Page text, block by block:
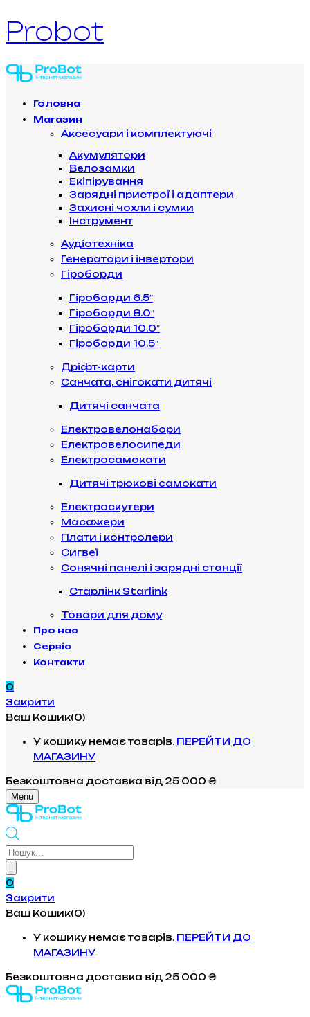
Probot
Головна
Магазин
Аксесуари і комплектуючі
Акумулятори
Велозамки
Екіпірування
Зарядні пристрої і адаптери
Захисні чохли і сумки
Інструмент
Аудіотехніка
Генератори і інвертори
Гіроборди
Гіроборди 6.5″
Гіроборди 8.0″
Гіроборди 10.0″
Гіроборди 10.5″
Дріфт-карти
Санчата, снігокати дитячі
Дитячі санчата
Електровелонабори
Електровелосипеди
Електросамокати
Дитячі трюкові самокати
Електроскутери
Масажери
Плати і контролери
Сигвеї
Сонячні панелі і зарядні станції
Старлінк Starlink
Товари для дому
Про нас
Сервіс
Контакти
0
Закрити
Ваш Кошик(0)
У кошику немає товарів. ПЕРЕЙТИ ДО
МАГАЗИНУ
Безкоштовна доставка від 25 000 ₴
Menu
Products
0
Закрити
Ваш Кошик(0)
У кошику немає товарів. ПЕРЕЙТИ ДО
МАГАЗИНУ
Безкоштовна доставка від 25 000 ₴